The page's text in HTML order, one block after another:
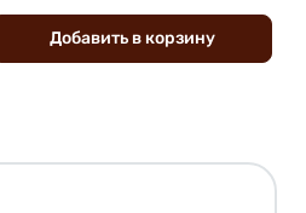
Добавить вкорзину